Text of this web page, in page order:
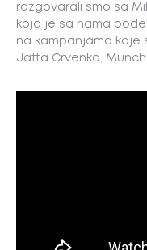
razgovarali smo sa
koja je sa nama
na kampanjama koje
Jaffa Crvenka,